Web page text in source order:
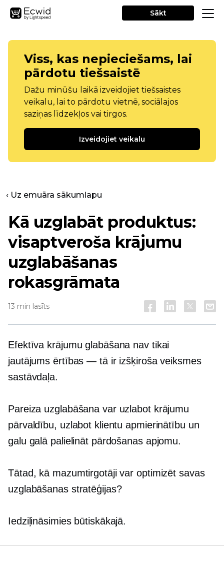
Sākt
Viss, kas nepieciešams, lai
pārdotu tiešsaistē
Dažu minūšu laikā izveidojiet tiešsaistes
veikalu, lai to pārdotu vietnē, sociālajos
saziņas līdzekļos vai tirgos.
Izveidojiet veikalu
‹ Uz emuāra sākumlapu
Kā uzglabāt produktus:
visaptveroša krājumu
uzglabāšanas
rokasgrāmata
13 min lasīts
Efektīva krājumu glabāšana nav tikai
jautājumsērtības — tā irizšķiroša veiksmes
sastāvdaļa.
Pareiza uzglabāšana var uzlabot krājumu
pārvaldību, uzlabot klientu apmierinātību un
galu galā palielināt pārdošanas apjomu.
Tātad, kā mazumtirgotāji var optimizēt savas
uzglabāšanas stratēģijas?
Iedziļināsimies būtiskākajā.